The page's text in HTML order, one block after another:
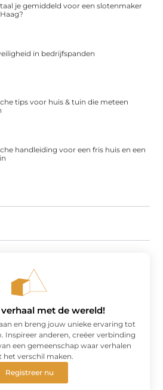
je gemiddeld voor een slotenmaker
in bedrijfspanden
tips voor huis & tuin die meteen
handleiding voor een fris huis en een
met de wereld!
en breng jouw unieke ervaring tot
Inspireer anderen, creëer verbinding
een gemeenschap waar verhalen
het verschil maken.
Registreer nu